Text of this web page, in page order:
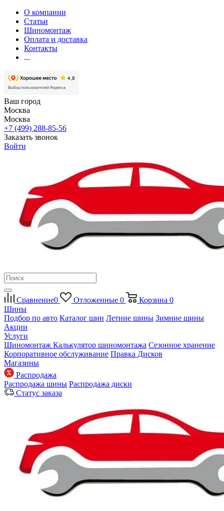
О компании
Статьи
Шиномонтаж
Оплата и доставка
Контакты
...
Ваш город
Москва
Москва
+7 (499) 288-85-56
Заказать звонок
Войти
Сравнение0 Отложенные 0 Корзина 0
Шины
Подбор по авто Каталог шин Летние шины Зимние шины
Акции
Услуги
Шиномонтаж Калькулятор шиномонтажа Сезонное хранение
Корпоративное обслуживание Правка Дисков
Магазины
Распродажа
Распродажа шины Распродажа диски
Статус заказа